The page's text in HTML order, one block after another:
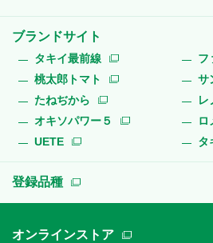
ブランドサイト
タキイ最前線
フ
桃太郎トマト
サ
たねぢから
レ
オキソパワー５
ロ
UETE
タ
登録品種
オンラインストア